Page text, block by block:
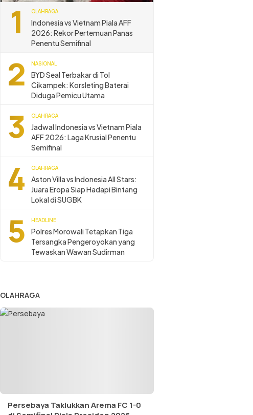
1 OLAHRAGA
Indonesia vs Vietnam Piala AFF
2026: Rekor Pertemuan Panas
Penentu Semifinal
2 NASIONAL
BYD Seal Terbakar di Tol
Cikampek: Korsleting Baterai
Diduga Pemicu Utama
3 OLAHRAGA
Jadwal Indonesia vs Vietnam Piala
AFF 2026: Laga Krusial Penentu
Semifinal
4 OLAHRAGA
Aston Villa vs Indonesia All Stars:
Juara Eropa Siap Hadapi Bintang
Lokal di SUGBK
5 HEADLINE
Polres Morowali Tetapkan Tiga
Tersangka Pengeroyokan yang
Tewaskan Wawan Sudirman
OLAHRAGA
Persebaya Taklukkan Arema FC 1-0